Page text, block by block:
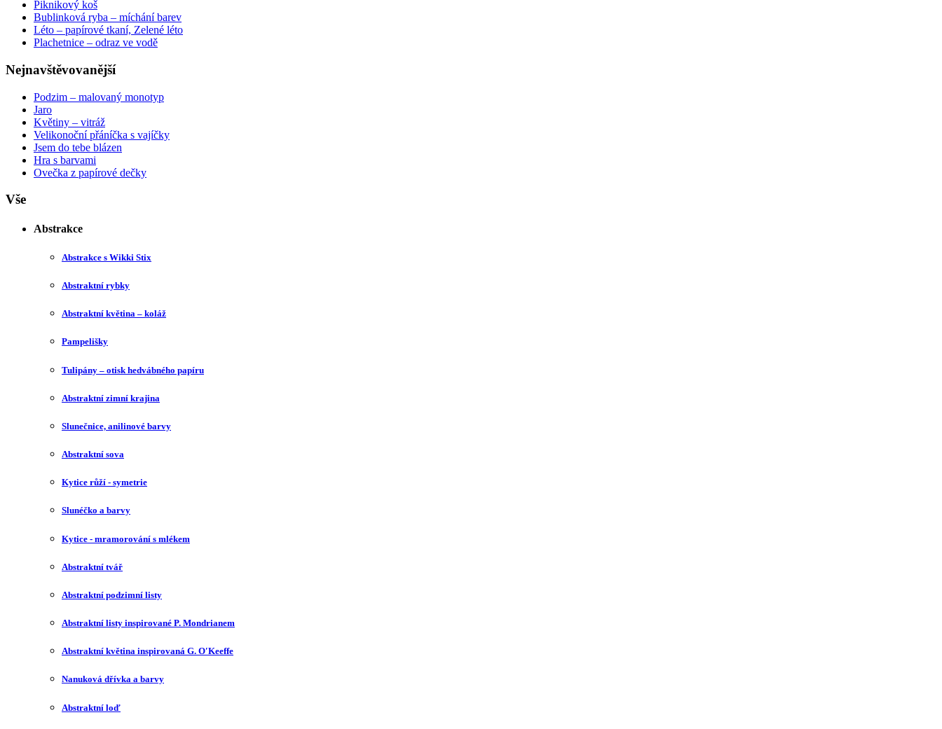
Piknikový koš
Bublinková ryba – míchání barev
Léto – papírové tkaní, Zelené léto
Plachetnice – odraz ve vodě
Nejnavštěvovanější
Podzim – malovaný monotyp
Jaro
Květiny – vitráž
Velikonoční přáníčka s vajíčky
Jsem do tebe blázen
Hra s barvami
Ovečka z papírové dečky
Vše
Abstrakce
Abstrakce s Wikki Stix
Abstraktní rybky
Abstraktní květina – koláž
Pampelišky
Tulipány – otisk hedvábného papíru
Abstraktní zimní krajina
Slunečnice, anilinové barvy
Abstraktní sova
Kytice růží - symetrie
Slunéčko a barvy
Kytice - mramorování s mlékem
Abstraktní tvář
Abstraktní podzimní listy
Abstraktní listy inspirované P. Mondrianem
Abstraktní květina inspirovaná G. O′Keeffe
Nanuková dřívka a barvy
Abstraktní loď